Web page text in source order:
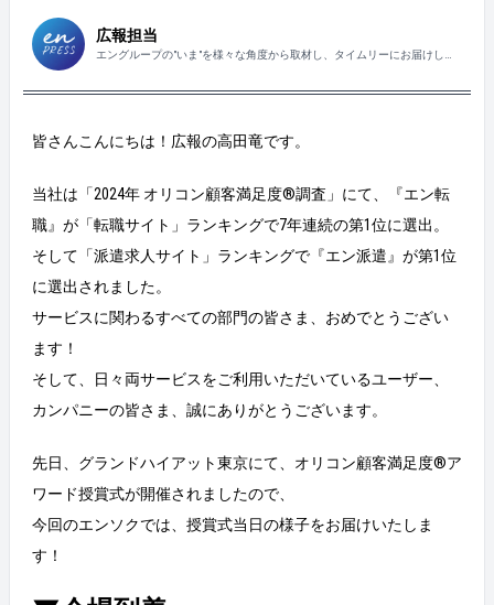
広報担当
エングループの"いま"を様々な角度から取材し、タイムリーにお届けしま
皆さんこんにちは！広報の高田竜です。
当社は「2024年 オリコン顧客満足度®調査」にて、『エン転
職』が「転職サイト」ランキングで7年連続の第1位に選出。
そして「派遣求人サイト」ランキングで『エン派遣』が第1位
に選出されました。
サービスに関わるすべての部門の皆さま、おめでとうござい
ます！
そして、日々両サービスをご利用いただいているユーザー、
カンパニーの皆さま、誠にありがとうございます。
先日、グランドハイアット東京にて、オリコン顧客満足度®ア
ワード授賞式が開催されましたので、
今回のエンソクでは、授賞式当日の様子をお届けいたしま
す！